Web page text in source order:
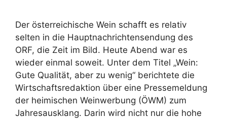
Der österreichische Wein schafft es relativ
selten in die Hauptnachrichtensendung des
ORF, die Zeit im Bild. Heute Abend war es
wieder einmal soweit. Unter dem Titel „Wein:
Gute Qualität, aber zu wenig“ berichtete die
Wirtschaftsredaktion über eine Pressemeldung
der heimischen Weinwerbung (ÖWM) zum
Jahresausklang. Darin wird nicht nur die hohe